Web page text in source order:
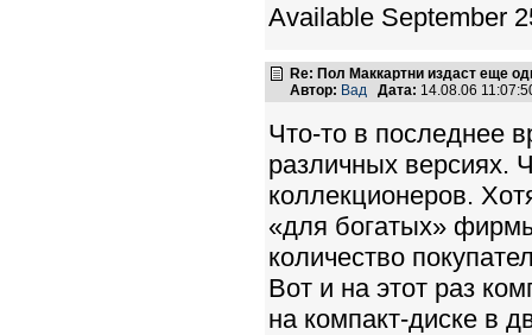
Available September
Re: Пол Маккартни издаст еще
Автор: Вад Дата: 14.08.06
Что-то в последнее
различных версиях.
коллекционеров.
«для богатых»
количество
Вот и на этот раз
на компакт-диске в